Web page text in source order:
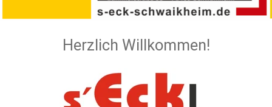
Herzlich Willkommen!